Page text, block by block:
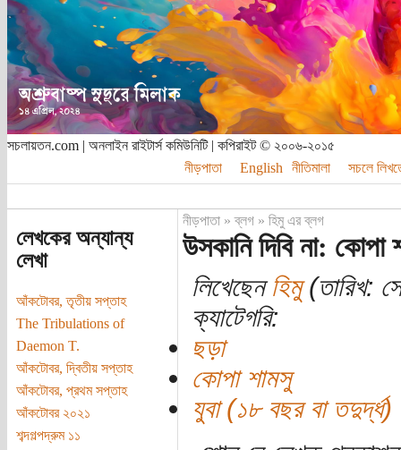
সচলায়তন.com | অনলাইন রাইটার্স কমিউনিটি | কপিরাইট © ২০০৬-২০১৫
নীড়পাতা
English নীতিমালা সচলে
লেখকের অন্যান্য
লেখা
আঁকটোবর, তৃতীয় সপ্তাহ
The Tribulations of
Daemon T.
আঁকটোবর, দ্বিতীয় সপ্তাহ
আঁকটোবর, প্রথম সপ্তাহ
আঁকটোবর ২০২১
শব্দগল্পদ্রুম ১১
নীড়পাতা»ব্লগ» হিমু এর ব্লগ
উসকানি দিবি না: কোপা
লিখেছেনহিমু(তারিখ:
ক্যাটেগরি:
ছড়া
কোপা শামসু
যুবা (১৮ বছর বা তদুর্দ্ধ)